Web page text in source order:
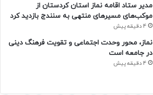
مدیر ستاد اقامه نماز استان کردستان از
موکب‌های مسیرهای منتهی به سنندج بازدید کرد
4 دقیقه پیش
نماز، محور وحدت اجتماعی و تقویت فرهنگ دینی
در جامعه است
4 دقیقه پیش